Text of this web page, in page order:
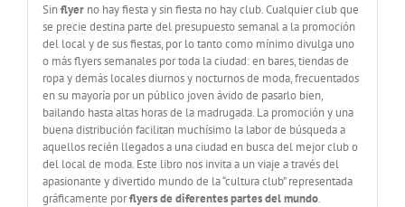
Sinflyerno hay fiesta y sin fiesta no hay club. Cualquier club que
se precie destina parte del presupuesto semanal a la promoción
del local y de sus fiestas, por lo tanto como mínimo divulga uno
o más flyers semanales por toda la ciudad: en bares, tiendas de
ropa y demás locales diurnos y nocturnos de moda, frecuentados
en su mayoría por un público joven ávido de pasarlo bien,
bailando hasta altas horas de la madrugada. La promoción y una
buena distribución facilitan muchísimo la labor de búsqueda a
aquellos recién llegados a una ciudad en busca del mejor club o
del local de moda. Este libro nos invita a un viaje a través del
apasionante y divertido mundo de la “cultura club” representada
gráficamente porflyers de diferentes partes del mundo.